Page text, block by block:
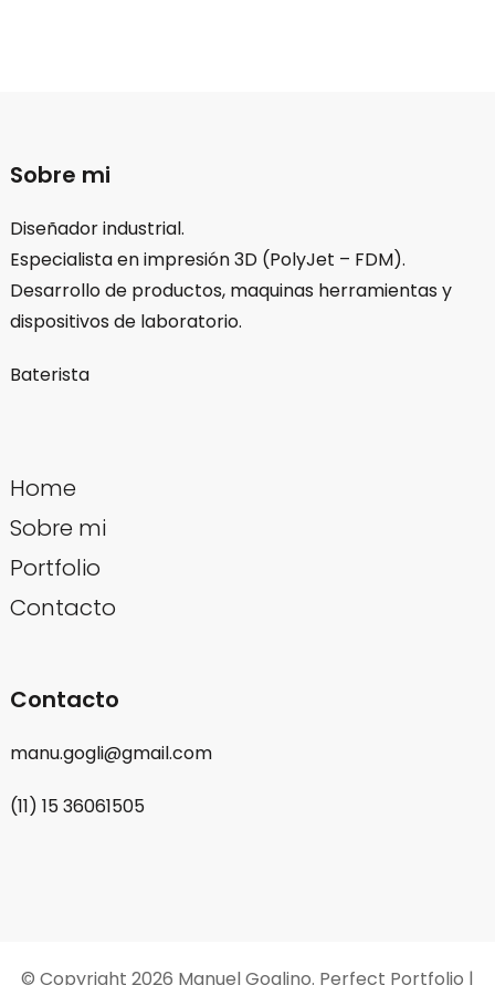
Sobre mi
Diseñador industrial.
Especialista en impresión 3D (PolyJet – FDM).
Desarrollo de productos, maquinas herramientas y
dispositivos de laboratorio.
Baterista
Home
Sobre mi
Portfolio
Contacto
Contacto
manu.gogli@gmail.com
(11) 15 36061505
© Copyright 2026 Manuel Goglino. Perfect Portfolio |